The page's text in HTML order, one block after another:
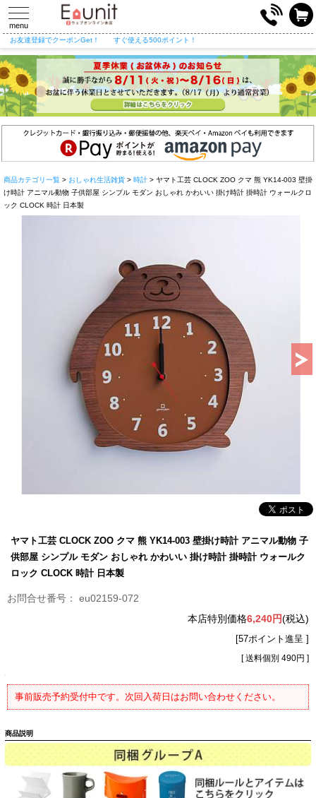
toggle
navigation
menu
お友達登録でクーポンGet！ すぐ使える500ポイント！
商品カテゴリ一覧 > おしゃれ生活雑貨 > 時計 > ヤマト工芸 CLOCK ZOO クマ 熊 YK14-003 壁掛
け時計 アニマル動物 子供部屋 シンプル モダン おしゃれ かわいい 掛け時計 掛時計 ウォールクロ
ック CLOCK 時計 日本製
ヤマト工芸 CLOCK ZOO クマ 熊 YK14-003 壁掛け時計 アニマル動物 子
供部屋 シンプル モダン おしゃれ かわいい 掛け時計 掛時計 ウォールク
ロック CLOCK 時計 日本製
eu02159-072
本店特別価格6,240円(税込)
[57ポイント進呈 ]
[ 送料個別 490円 ]
事前販売予約受付中です。次回入荷日はお問い合わせください。
商品説明